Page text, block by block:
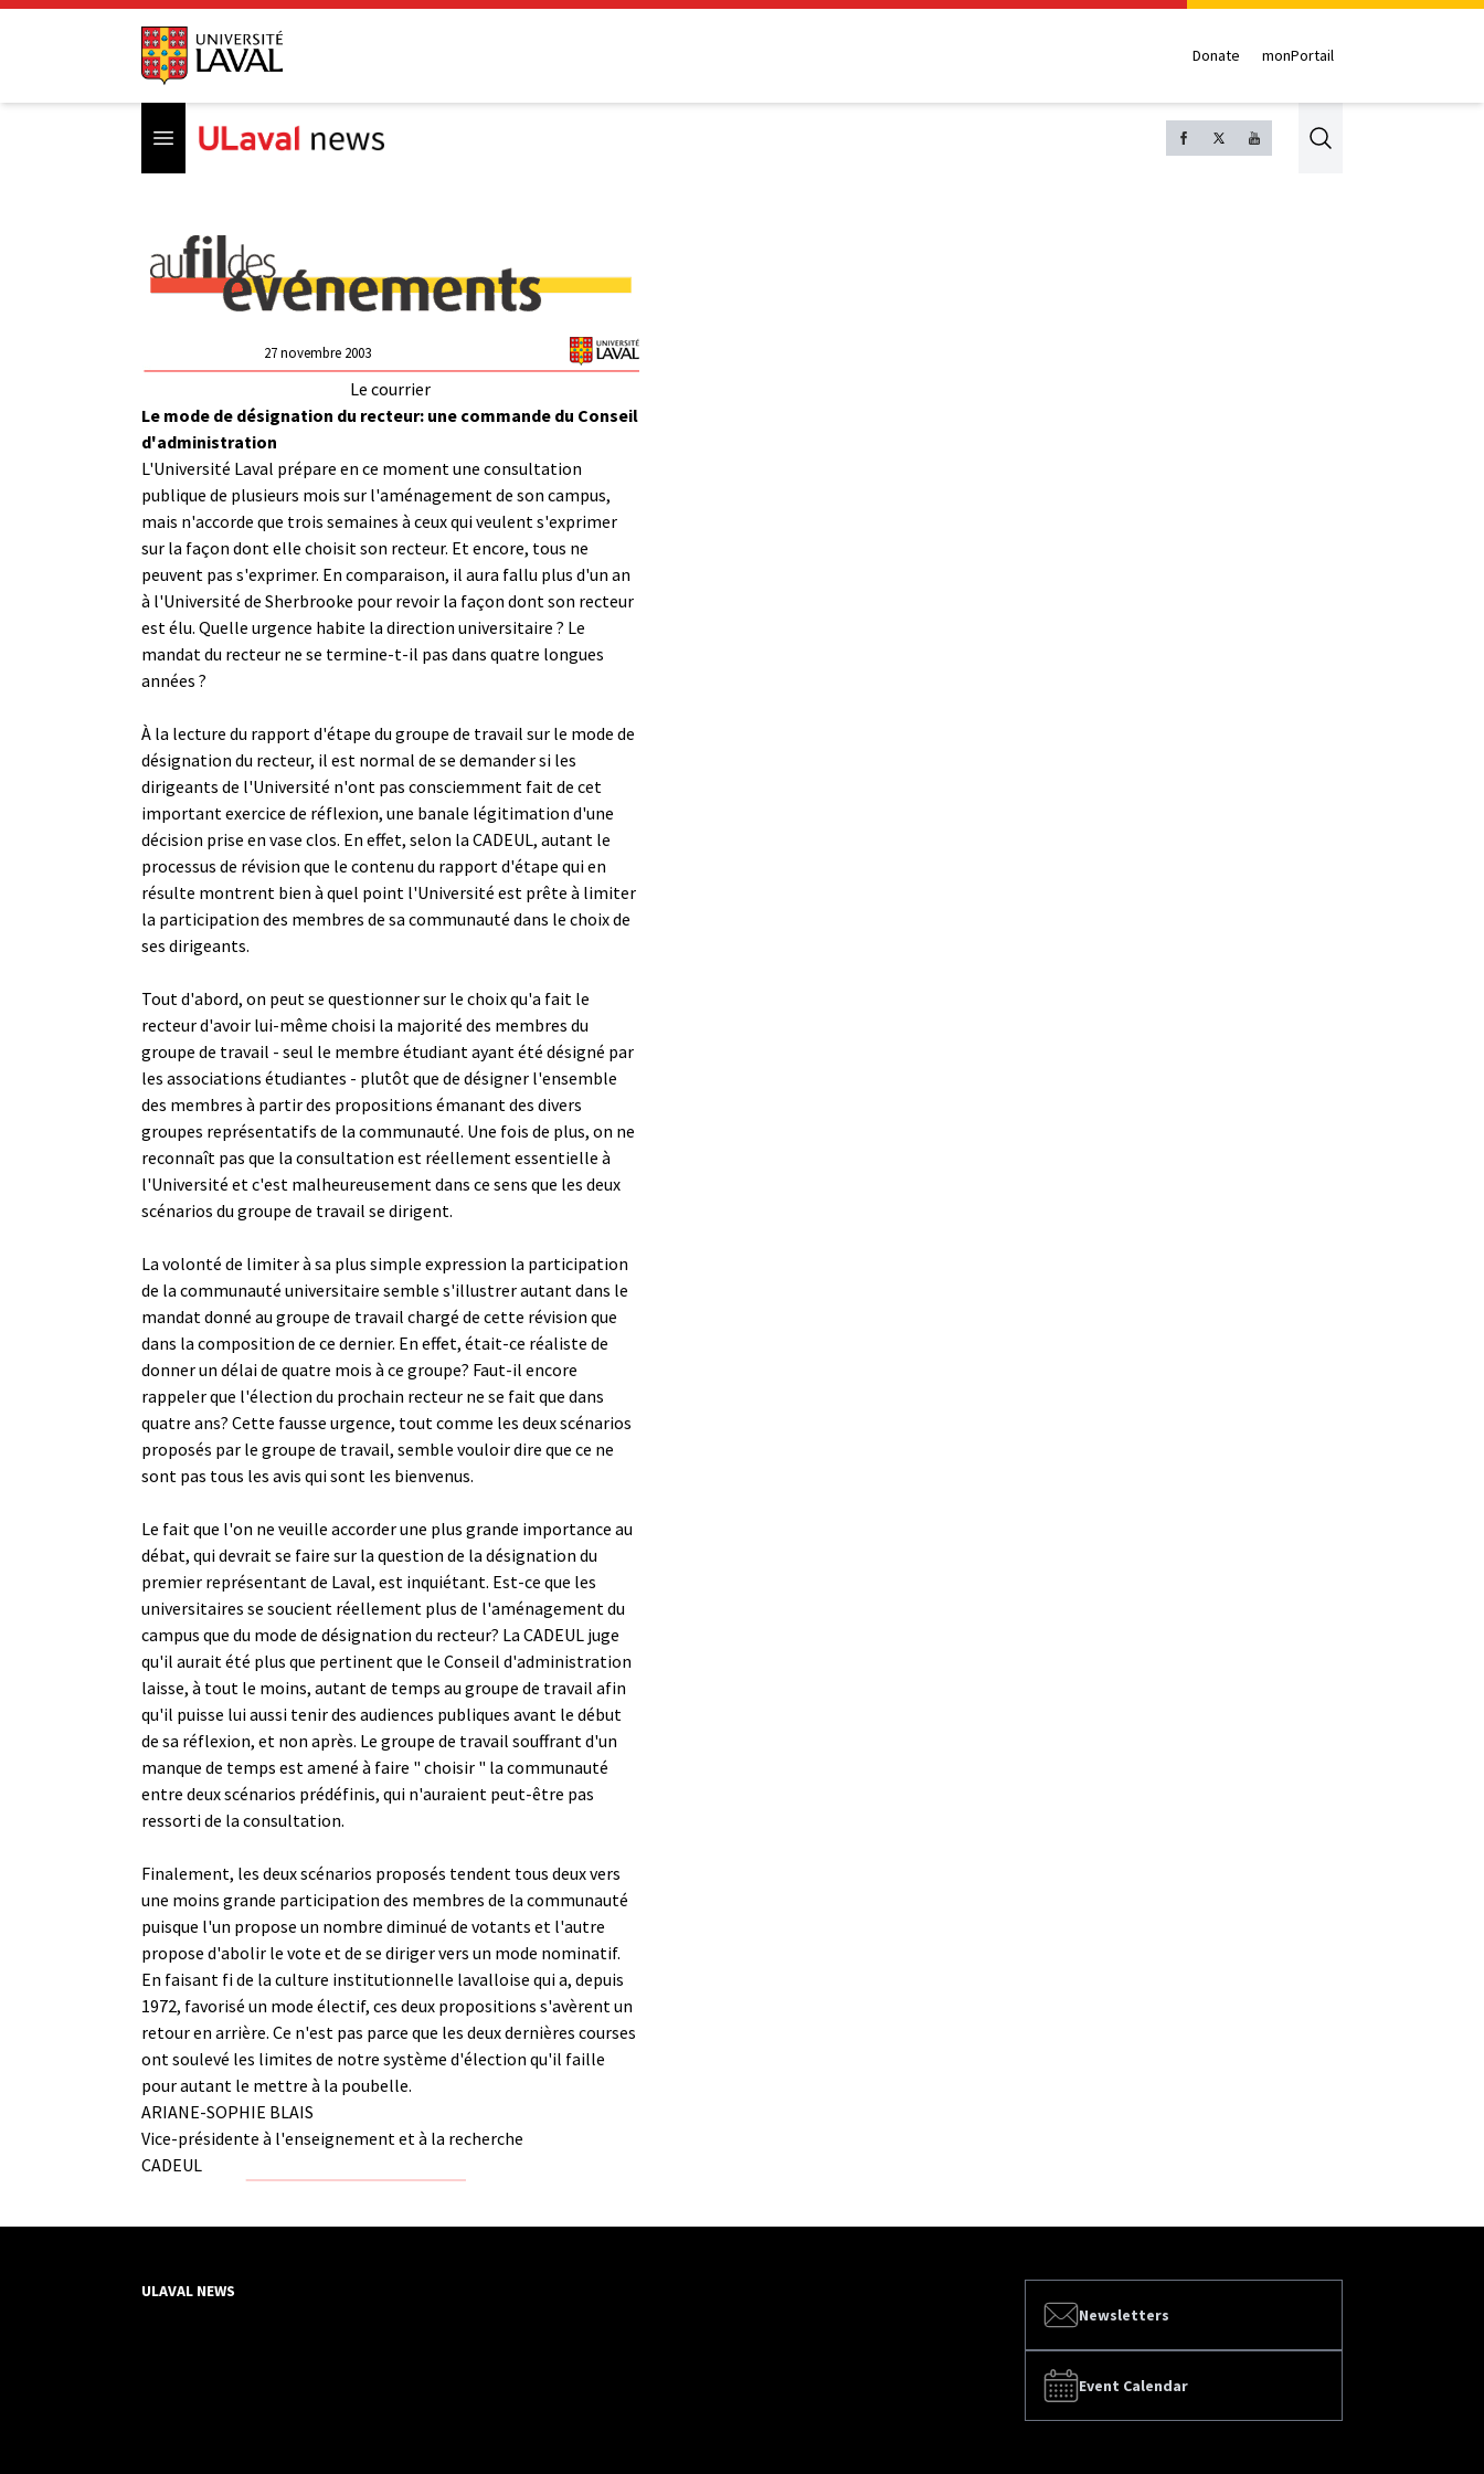
Donate monPortail
Open menu Search
27 novembre 2003
Le courrier
Le mode de désignation du recteur: une commande du Conseil
d'administration
L'Université Laval prépare en ce moment une consultation
publique de plusieurs mois sur l'aménagement de son campus,
mais n'accorde que trois semaines à ceux qui veulent s'exprimer
sur la façon dont elle choisit son recteur. Et encore, tous ne
peuvent pas s'exprimer. En comparaison, il aura fallu plus d'un an
à l'Université de Sherbrooke pour revoir la façon dont son recteur
est élu. Quelle urgence habite la direction universitaire ? Le
mandat du recteur ne se termine-t-il pas dans quatre longues
années ?
À la lecture du rapport d'étape du groupe de travail sur le mode de
désignation du recteur, il est normal de se demander si les
dirigeants de l'Université n'ont pas consciemment fait de cet
important exercice de réflexion, une banale légitimation d'une
décision prise en vase clos. En effet, selon la CADEUL, autant le
processus de révision que le contenu du rapport d'étape qui en
résulte montrent bien à quel point l'Université est prête à limiter
la participation des membres de sa communauté dans le choix de
ses dirigeants.
Tout d'abord, on peut se questionner sur le choix qu'a fait le
recteur d'avoir lui-même choisi la majorité des membres du
groupe de travail - seul le membre étudiant ayant été désigné par
les associations étudiantes - plutôt que de désigner l'ensemble
des membres à partir des propositions émanant des divers
groupes représentatifs de la communauté. Une fois de plus, on ne
reconnaît pas que la consultation est réellement essentielle à
l'Université et c'est malheureusement dans ce sens que les deux
scénarios du groupe de travail se dirigent.
La volonté de limiter à sa plus simple expression la participation
de la communauté universitaire semble s'illustrer autant dans le
mandat donné au groupe de travail chargé de cette révision que
dans la composition de ce dernier. En effet, était-ce réaliste de
donner un délai de quatre mois à ce groupe? Faut-il encore
rappeler que l'élection du prochain recteur ne se fait que dans
quatre ans? Cette fausse urgence, tout comme les deux scénarios
proposés par le groupe de travail, semble vouloir dire que ce ne
sont pas tous les avis qui sont les bienvenus.
Le fait que l'on ne veuille accorder une plus grande importance au
débat, qui devrait se faire sur la question de la désignation du
premier représentant de Laval, est inquiétant. Est-ce que les
universitaires se soucient réellement plus de l'aménagement du
campus que du mode de désignation du recteur? La CADEUL juge
qu'il aurait été plus que pertinent que le Conseil d'administration
laisse, à tout le moins, autant de temps au groupe de travail afin
qu'il puisse lui aussi tenir des audiences publiques avant le début
de sa réflexion, et non après. Le groupe de travail souffrant d'un
manque de temps est amené à faire " choisir " la communauté
entre deux scénarios prédéfinis, qui n'auraient peut-être pas
ressorti de la consultation.
Finalement, les deux scénarios proposés tendent tous deux vers
une moins grande participation des membres de la communauté
puisque l'un propose un nombre diminué de votants et l'autre
propose d'abolir le vote et de se diriger vers un mode nominatif.
En faisant fi de la culture institutionnelle lavalloise qui a, depuis
1972, favorisé un mode électif, ces deux propositions s'avèrent un
retour en arrière. Ce n'est pas parce que les deux dernières courses
ont soulevé les limites de notre système d'élection qu'il faille
pour autant le mettre à la poubelle.
ARIANE-SOPHIE BLAIS
Vice-présidente à l'enseignement et à la recherche
CADEUL
Newsletters
Event Calendar
ULAVAL NEWS